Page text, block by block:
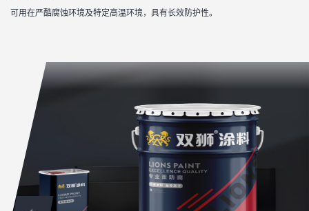
可用在严酷腐蚀环境及特定高温环境，具有长效防护性。